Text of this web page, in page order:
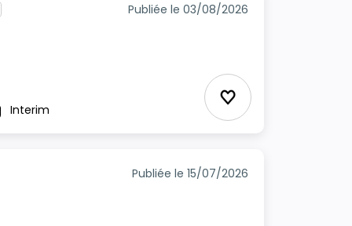
Publiée le 03/08/2026
Interim Ajouter aux
Publiée le 15/07/2026